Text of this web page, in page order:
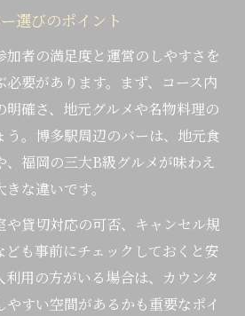
選びのポイント
者の満足度と運営のしやすさを
要があります。まず、コース内
確さ、地元グルメや名物料理の
う。博多駅周辺のバーは、地元食
、福岡の三大B級グルメが味わえ
な違いです。
や貸切対応の可否、キャンセル規
も事前にチェックしておくと安
用の方がいる場合は、カウンタ
すい空間があるかも重要なポイ